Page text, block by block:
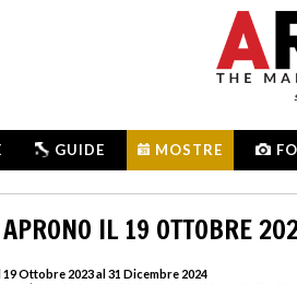
GUIDE MOSTRE
IL 19 OTTOBRE
19 Ottobre 2023 al 31 Dicembre 2024